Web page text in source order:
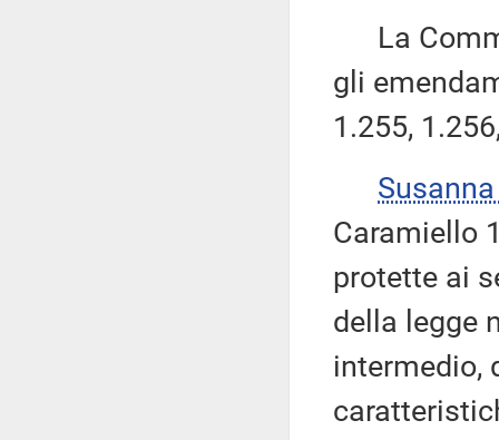
La
gli
1.255,
Caramiello
protette ai
della legge
intermedio,